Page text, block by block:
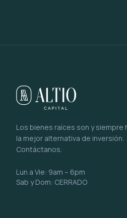
Los bienes raíces son y siempre
la mejor alternativa de inversión.
Contáctanos.
Lun a Vie: 9am – 6pm
Sab y Dom: CERRADO